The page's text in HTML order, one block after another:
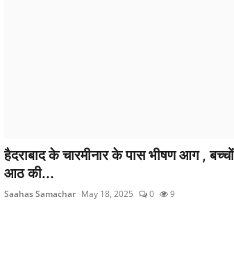
हैदराबाद के चारमीनार के पास भीषण आग ,
आठ की...
Saahas Samachar May 18, 2025 0 9